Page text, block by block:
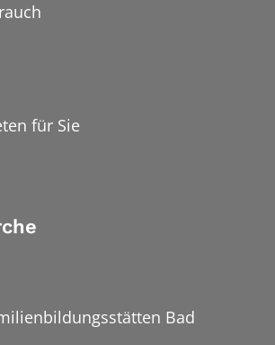
für Sie
Bad